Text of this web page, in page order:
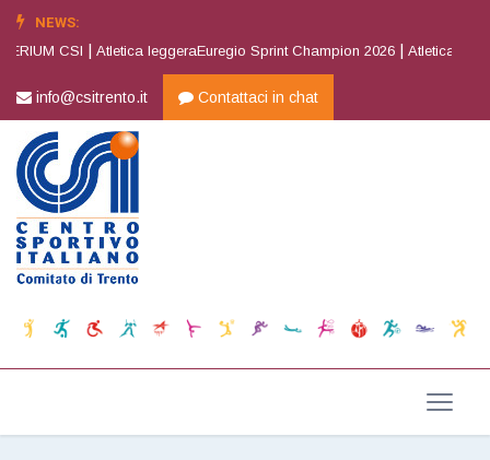
NEWS:
CSI |Atletica leggeraEuregio Sprint Champion 2026 |Atletica
info@csitrento.it Contattaci in chat